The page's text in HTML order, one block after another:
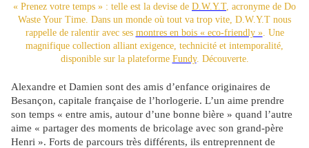
« Prenez votre temps » : telle est la devise de D.W.Y.T, acronyme de Do
Waste Your Time. Dans un monde où tout va trop vite, D.W.Y.T nous
rappelle de ralentir avec ses montres en bois « eco-friendly ». Une
magnifique collection alliant exigence, technicité et intemporalité,
disponible sur la plateforme Fundy. Découverte.
Alexandre et Damien sont des amis d’enfance originaires de
Besançon, capitale française de l’horlogerie. L’un aime prendre
son temps « entre amis, autour d’une bonne bière » quand l’autre
aime « partager des moments de bricolage avec son grand-père
Henri ». Forts de parcours très différents, ils entreprennent de